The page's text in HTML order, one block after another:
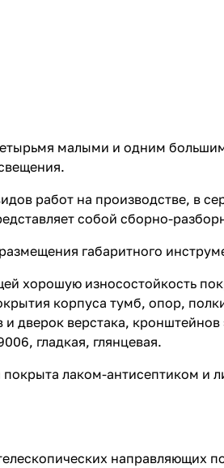
малыми и одним
работ на производстве, в
собой сборно-
габаритного
хорошую износостойкость
корпуса тумб, опор,
дверок верстака,
гладкая, глянцевая.
лаком-антисептиком и
направляющих